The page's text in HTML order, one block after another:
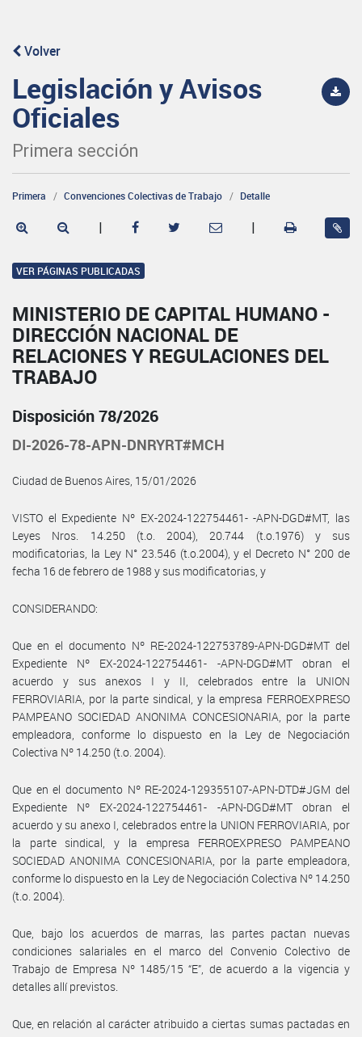
Volver
Legislación y Avisos
Oficiales
Primera sección
Primera Convenciones Colectivas de Trabajo Detalle
| |
VER PÁGINAS PUBLICADAS
MINISTERIO DE CAPITAL HUMANO -
DIRECCIÓN NACIONAL DE
RELACIONES Y REGULACIONES DEL
TRABAJO
Disposición 78/2026
DI-2026-78-APN-DNRYRT#MCH
Ciudad de Buenos Aires, 15/01/2026
VISTO el Expediente Nº EX-2024-122754461- -APN-DGD#MT, las
Leyes Nros. 14.250 (t.o. 2004), 20.744 (t.o.1976) y sus
modificatorias, la Ley N° 23.546 (t.o.2004), y el Decreto N° 200 de
fecha 16 de febrero de 1988 y sus modificatorias, y
CONSIDERANDO:
Que en el documento Nº RE-2024-122753789-APN-DGD#MT del
Expediente Nº EX-2024-122754461- -APN-DGD#MT obran el
acuerdo y sus anexos I y II, celebrados entre la UNION
FERROVIARIA, por la parte sindical, y la empresa FERROEXPRESO
PAMPEANO SOCIEDAD ANONIMA CONCESIONARIA, por la parte
empleadora, conforme lo dispuesto en la Ley de Negociación
Colectiva Nº 14.250 (t.o. 2004).
Que en el documento Nº RE-2024-129355107-APN-DTD#JGM del
Expediente Nº EX-2024-122754461- -APN-DGD#MT obran el
acuerdo y su anexo I, celebrados entre la UNION FERROVIARIA, por
la parte sindical, y la empresa FERROEXPRESO PAMPEANO
SOCIEDAD ANONIMA CONCESIONARIA, por la parte empleadora,
conforme lo dispuesto en la Ley de Negociación Colectiva Nº 14.250
(t.o. 2004).
Que, bajo los acuerdos de marras, las partes pactan nuevas
condiciones salariales en el marco del Convenio Colectivo de
Trabajo de Empresa Nº 1485/15 “E”, de acuerdo a la vigencia y
detalles allí previstos.
Que, en relación al carácter atribuido a ciertas sumas pactadas en